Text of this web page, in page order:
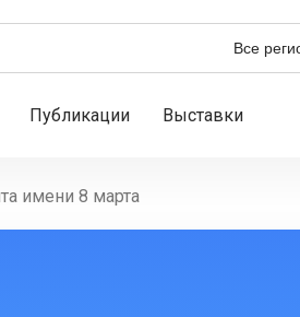
Публикации Выставки
имени 8 марта